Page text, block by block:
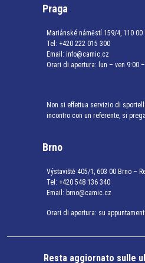
Praga
Mariánské náměstí 159/4, 110 00
Tel: +420 222 015 300
Email: info@camic.cz
Orari di apertura: lun – ven 9:00
Non si effettua servizio di
incontro con un referente, si
Brno
Výstaviště 405/1, 603 00 Brno –
Tel: +420 548 136 340
Email: brno@camic.cz
Orari di apertura: su
Resta aggiornato sulle